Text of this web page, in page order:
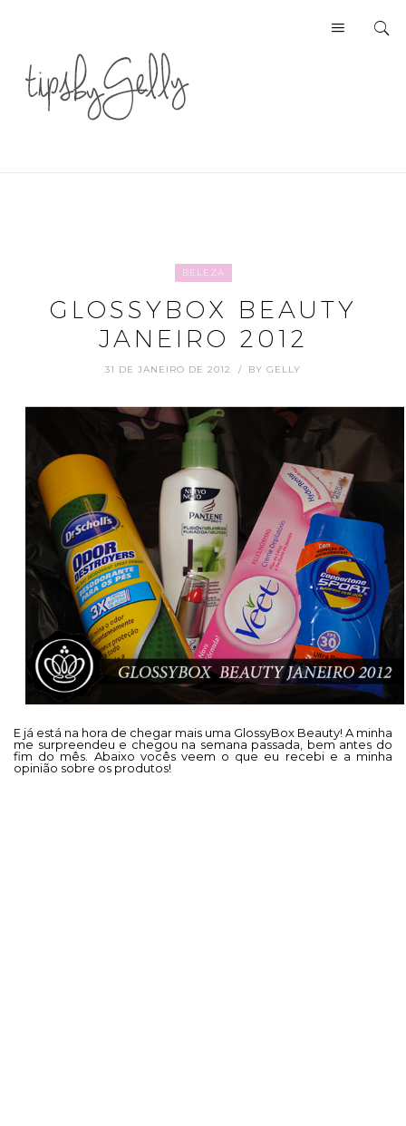
BELEZA
GLOSSYBOX BEAUTY
JANEIRO 2012
31 DE JANEIRO DE 2012 BY GELLY
E já está na hora de chegar mais uma GlossyBox Beauty! A minha
me surpreendeu e chegou na semana passada, bem antes do
fim do mês. Abaixo vocês veem o que eu recebi e a minha
opinião sobre os produtos!